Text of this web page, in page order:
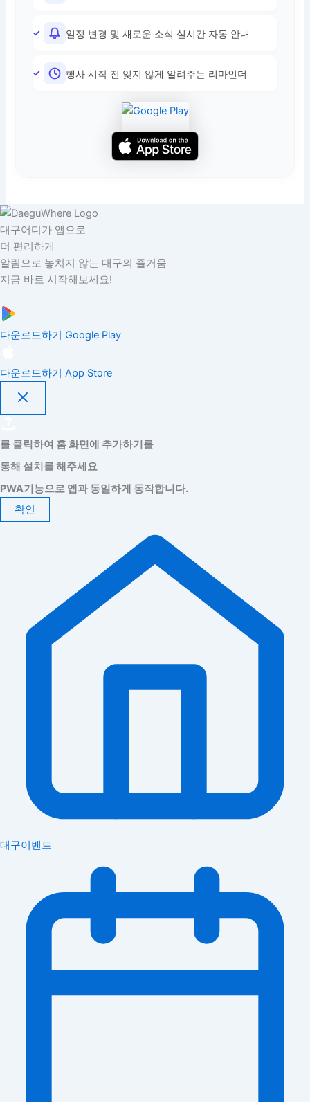
일정 변경 및 새로운 소식 실시간 자동 안내
행사 시작 전 잊지 않게 알려주는 리마인더
대구어디가 앱으로
더 편리하게
알림으로 놓치지 않는 대구의 즐거움
지금 바로 시작해보세요!
다운로드하기 Google Play
다운로드하기 App Store
를 클릭하여 홈 화면에 추가하기를
통해 설치를 해주세요
PWA기능으로 앱과 동일하게 동작합니다.
확인
대구이벤트